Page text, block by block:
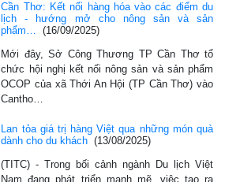
Cần Thơ: Kết nối hàng hóa vào các điểm du
lịch - hướng mở cho nông sản và sản
phẩm…
(16/09/2025)
Mới đây, Sở Công Thương TP Cần Thơ tổ
chức hội nghị kết nối nông sản và sản phẩm
OCOP của xã Thới An Hội (TP Cần Thơ) vào
Cantho…
Lan tỏa giá trị hàng Việt qua những món quà
dành cho du khách (13/08/2025)
(TITC) - Trong bối cảnh ngành Du lịch Việt
Nam đang phát triển mạnh mẽ, việc tạo ra